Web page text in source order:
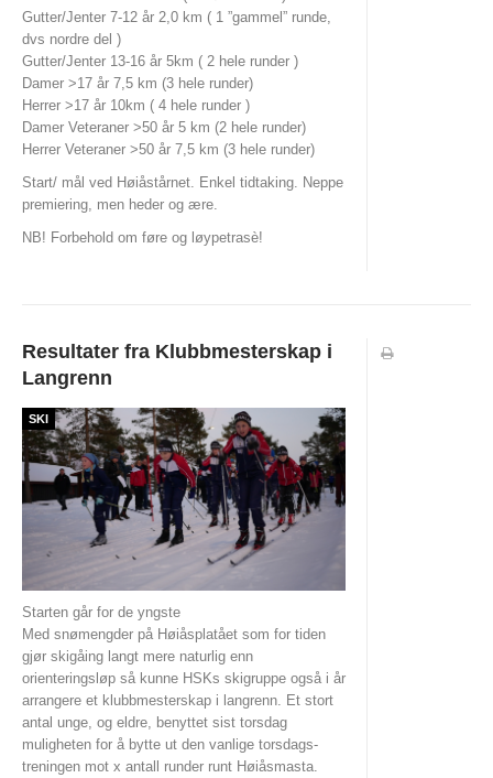
SKOLEORIENTERING
TURLØYPER
KARTARKIV (DOMA)
DYRETRÅKKET
ARRANGEMENT
NYHETER
GRENSERITTET
STOLPEJAKTEN
TRENINGSLØP
ØSTFOLDSPRINTEN
BYTTEHELGEN
SOMMER-O-SKOLE
HØIÅS NIGHT & DAY CUP
Night&Day 2015/2016
Night & Day 2014/2015
Gutter/Jenter 7-12 år 2,0 km ( 1 ”gammel” runde,
dvs nordre del )
Gutter/Jenter 13-16 år 5km ( 2 hele runder )
Damer >17 år 7,5 km (3 hele runder)
Herrer >17 år 10km ( 4 hele runder )
Damer Veteraner >50 år 5 km (2 hele runder)
Herrer Veteraner >50 år 7,5 km (3 hele runder)
Start/ mål ved Høiåstårnet. Enkel tidtaking. Neppe
premiering, men heder og ære.
NB! Forbehold om føre og løypetrasè!
Resultater fra Klubbmesterskap i
Langrenn
SKI
Starten går for de yngste
Med snømengder på Høiåsplatået som for tiden
gjør skigåing langt mere naturlig enn
orienteringsløp så kunne HSKs skigruppe også i år
arrangere et klubbmesterskap i langrenn. Et stort
antal unge, og eldre, benyttet sist torsdag
muligheten for å bytte ut den vanlige torsdags-
treningen mot x antall runder runt Høiåsmasta.